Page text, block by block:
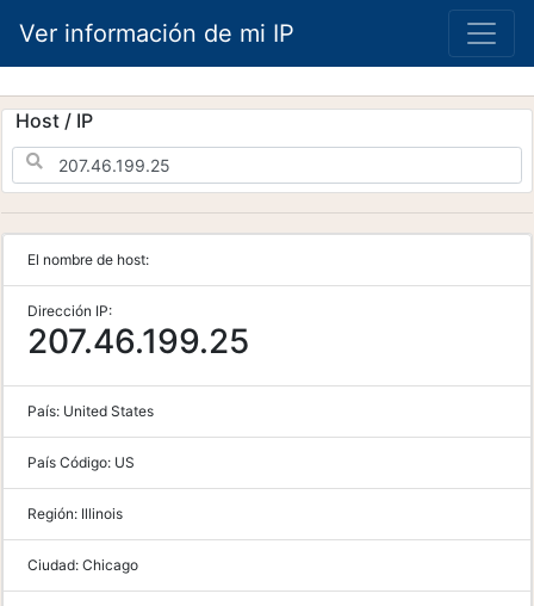
Ver información de mi IP
Host / IP
El nombre de host:
Dirección IP:
207.46.199.25
País: United States
País Código: US
Región: Illinois
Ciudad: Chicago